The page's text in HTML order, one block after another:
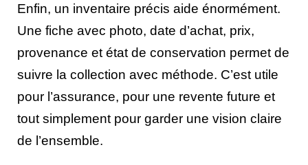
Enfin, un inventaire précis aide énormément.
Une fiche avec photo, date d’achat, prix,
provenance et état de conservation permet de
suivre la collection avec méthode. C’est utile
pour l’assurance, pour une revente future et
tout simplement pour garder une vision claire
de l’ensemble.